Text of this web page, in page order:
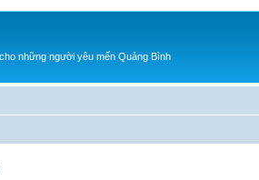
những người yêu mến Quảng Bình